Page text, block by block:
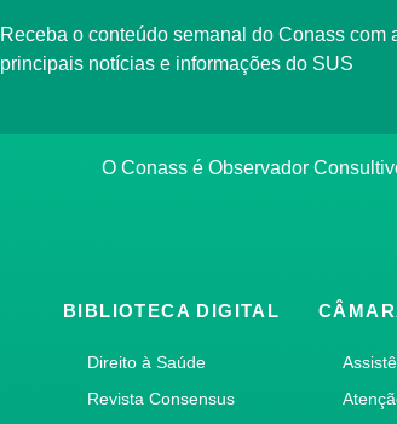
Receba o conteúdo semanal do Conass com
principais notícias e informações do SUS
O Conass é Observador
BIBLIOTECA DIGITAL
Direito à Saúde
Revista Consensus